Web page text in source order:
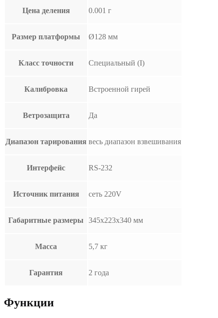
Цена деления 0.001 г
Размер платформы Ø128 мм
Класс точности Специальный (I)
Калибровка Встроенной гирей
Ветрозащита Да
Диапазон тарирования весь диапазон взвешивания
Интерфейс RS-232
Источник питания сеть 220V
Габаритные размеры 345х223х340 мм
Масса 5,7 кг
Гарантия 2 года
Функции